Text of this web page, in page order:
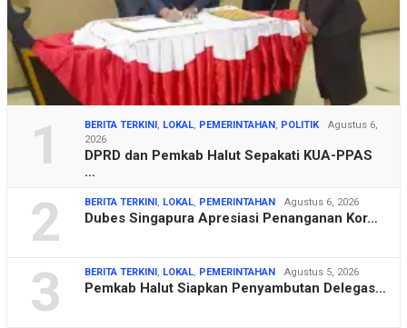
1 BERITA TERKINI, LOKAL, PEMERINTAHAN, POLITIK
Agustus 6,
2026
DPRD dan Pemkab Halut Sepakati KUA-PPAS
…
2 BERITA TERKINI, LOKAL, PEMERINTAHAN Agustus 6, 2026
Dubes Singapura Apresiasi Penanganan Kor…
3 BERITA TERKINI, LOKAL, PEMERINTAHAN Agustus 5, 2026
Pemkab Halut Siapkan Penyambutan Delegas…